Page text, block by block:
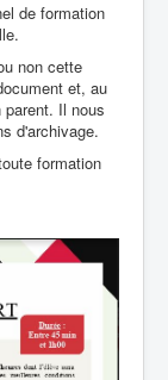
de formation
non cette
et, au
Il nous
d'archivage.
formation